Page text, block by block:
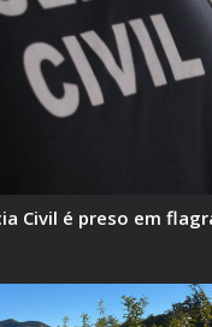
Civil é preso em